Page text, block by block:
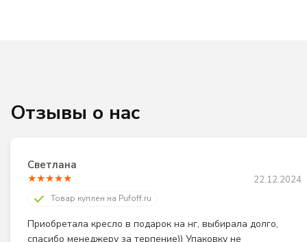
Отзывы о нас
Светлана
22.12.2024
★★★★★
Товар куплен на Pufoff.ru
Приобретала кресло в подарок на нг, выбирала долго,
спасибо менеджеру за терпение)) Упаковку не